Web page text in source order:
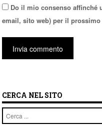
Do il mio consenso affinché
email, sito web) per il
CERCA NEL SITO
Cerca